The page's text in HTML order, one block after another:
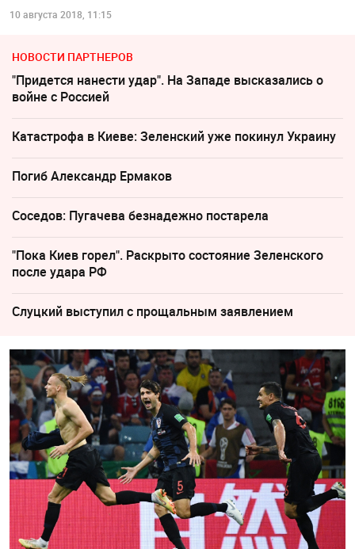
10 августа 2018, 11:15
НОВОСТИ ПАРТНЕРОВ
"Придется нанести удар". На Западе высказались о
войне с Россией
Катастрофа в Киеве: Зеленский уже покинул Украину
Погиб Александр Ермаков
Соседов: Пугачева безнадежно постарела
"Пока Киев горел". Раскрыто состояние Зеленского
после удара РФ
Слуцкий выступил с прощальным заявлением